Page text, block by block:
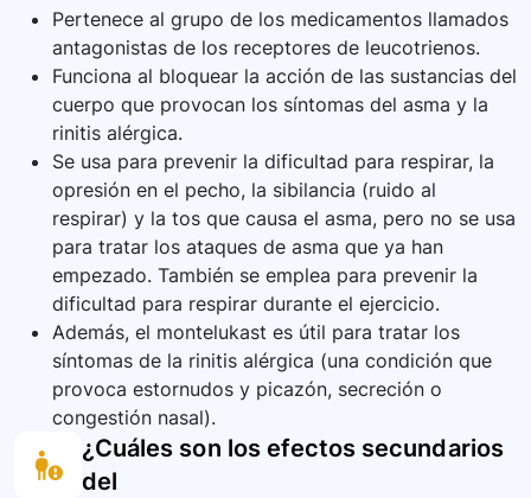
o síntomas nuevos desde que comenzó el
tratamiento.
Pertenece al grupo de los medicamentos llamados
antagonistas de los receptores de leucotrienos.
Funciona al bloquear la acción de las sustancias del
cuerpo que provocan los síntomas del asma y la
rinitis alérgica.
Se usa para prevenir la dificultad para respirar, la
opresión en el pecho, la sibilancia (ruido al
respirar) y la tos que causa el asma, pero no se usa
para tratar los ataques de asma que ya han
empezado. También se emplea para prevenir la
dificultad para respirar durante el ejercicio.
Además, el montelukast es útil para tratar los
síntomas de la rinitis alérgica (una condición que
provoca estornudos y picazón, secreción o
congestión nasal).
¿Cuáles son los efectos secundarios
del